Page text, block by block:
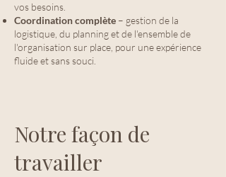
vos besoins.
Coordination complète – gestion de la
logistique, du planning et de l'ensemble de
l'organisation sur place, pour une expérience
fluide et sans souci.
Notre façon de
travailler